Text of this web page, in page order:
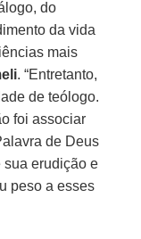
do
da vida
mais
. “Entretanto,
de teólogo.
foi associar
de Deus
sua erudição e
peso a esses